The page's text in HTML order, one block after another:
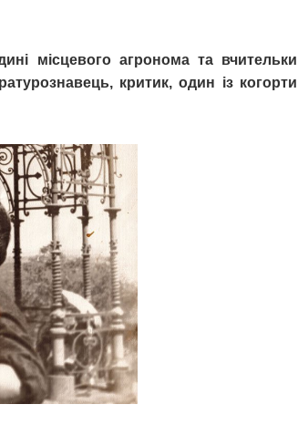
місцевого агронома та вчительки
критик, один із когорти